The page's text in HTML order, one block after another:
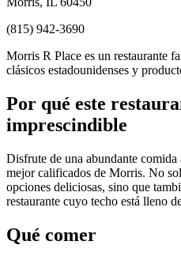
(815) 942-3690
Morris R Place es un restaurante
clásicos estadounidenses y
Por qué este
imprescindible
Disfrute de una abundante comida
mejor calificados de Morris. No
opciones deliciosas, sino que
restaurante cuyo techo está lleno
Qué comer